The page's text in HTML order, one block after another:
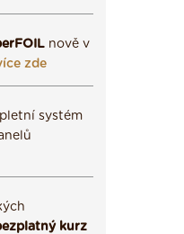
nově v
zde
systém
kurz